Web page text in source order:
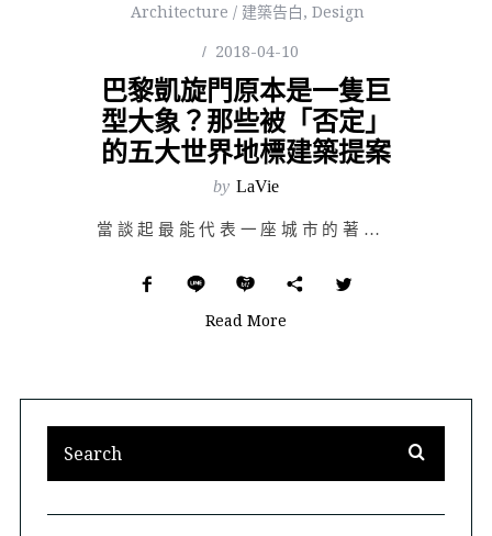
Architecture / 建築告白, Design
2018-04-10
巴黎凱旋門原本是一隻巨
型大象？那些被「否定」
的五大世界地標建築提案
by LaVie
當談起最能代表一座城市的著名標地物，相信不少人應該都能直覺性的說出答案，像是東京與東京鐵塔、台北則和…
Read More